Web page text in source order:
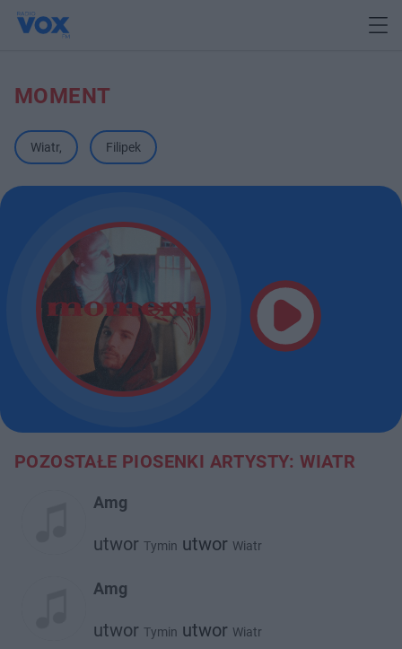
MOMENT
Wiatr, Filipek
POZOSTAŁE PIOSENKI ARTYSTY: WIATR
Amg
utwor Tymin utwor Wiatr
Amg
utwor Tymin utwor Wiatr